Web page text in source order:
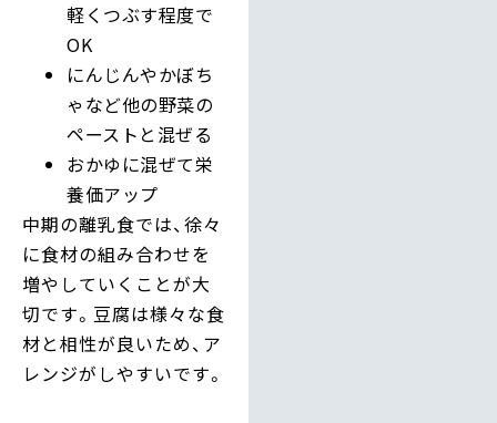
軽くつぶす程度で
OK
にんじんやかぼち
ゃなど他の野菜の
ペーストと混ぜる
おかゆに混ぜて栄
養価アップ
中期の離乳食では、徐々
に食材の組み合わせを
増やしていくことが大
切です。豆腐は様々な食
材と相性が良いため、ア
レンジがしやすいです。